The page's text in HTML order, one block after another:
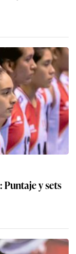
Puntaje y sets